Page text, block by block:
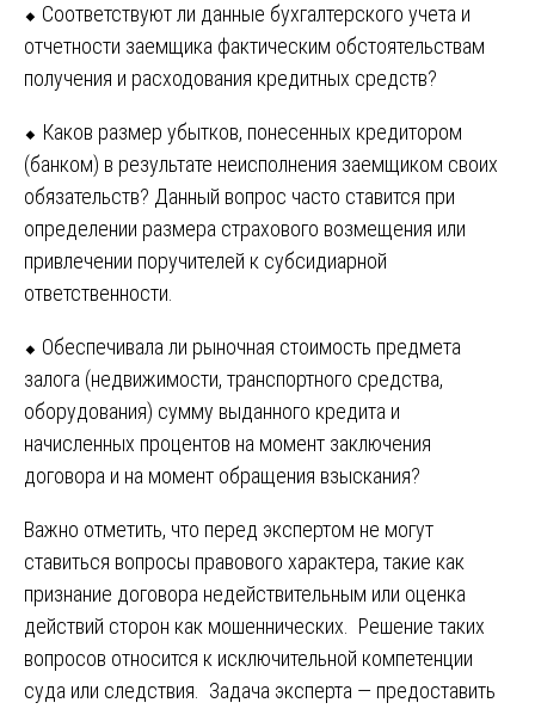
⬥ Соответствуют ли данные бухгалтерского учета и
отчетности заемщика фактическим обстоятельствам
получения и расходования кредитных средств?
⬥ Каков размер убытков, понесенных кредитором
(банком) в результате неисполнения заемщиком своих
обязательств? Данный вопрос часто ставится при
определении размера страхового возмещения или
привлечении поручителей к субсидиарной
ответственности.
⬥ Обеспечивала ли рыночная стоимость предмета
залога (недвижимости, транспортного средства,
оборудования) сумму выданного кредита и
начисленных процентов на момент заключения
договора и на момент обращения взыскания?
Важно отметить, что перед экспертом не могут
ставиться вопросы правового характера, такие как
признание договора недействительным или оценка
действий сторон как мошеннических. Решение таких
вопросов относится к исключительной компетенции
суда или следствия. Задача эксперта — предоставить